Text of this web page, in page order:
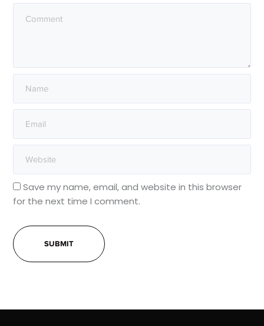
Save my name, email, and website in this browser
for the next time I comment.